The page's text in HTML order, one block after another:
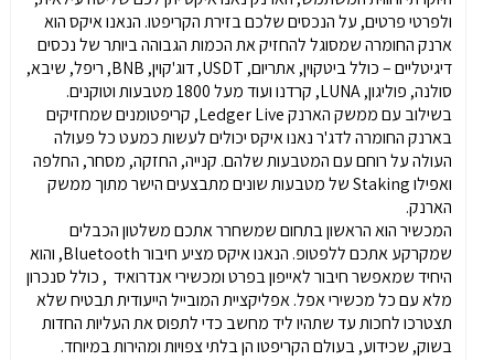
ולפרטי פרטים, על הנכסים שלכם בזירת הקריפטו. הנאנו איקס הוא
ארנק החומרה שמסוגל להחזיק את הכמות הגבוהה ביותר של נכסים
דיגיטליים – כולל ביטקוין, אתריום, USDT, דוג'קוין, BNB, ריפל, שיבא,
סולנה, פוליגון, LUNA, קרדנו ועוד מעל 1800 מטבעות וטוקנים.
בשילוב עם ממשק הארנק Ledger Live, קריפטומנים שמחזיקים
בארנק החומרה לדג'ר נאנו איקס יכולים לעשות כמעט כל פעולה
העולה על רוחם עם המטבעות שלהם. קנייה, החזקה, מסחר, החלפה
ואפילו Staking של מטבעות שונים מתבצעים הישר מתוך ממשק
הארנק.
המכשיר הוא הראשון בתחום שמשחרר אתכם משלטון הכבלים
שמקרקע אתכם ללפטופ. הנאנו איקס מציע חיבור Bluetooth, והוא
היחיד שמאפשר חיבור לאייפון בפרט ומכשירי אנדרואיד , כולל סנכרון
מלא עם כל מכשירי אפל. אפליקציית המובייל הייעודית תבטיח שלא
תצטרכו לחכות עד שתהיו ליד מחשב כדי לתפוס את העליות החדות
בשוק, שכידוע, בעולם הקריפטו הן בלתי צפויות ומהירות במיוחד.